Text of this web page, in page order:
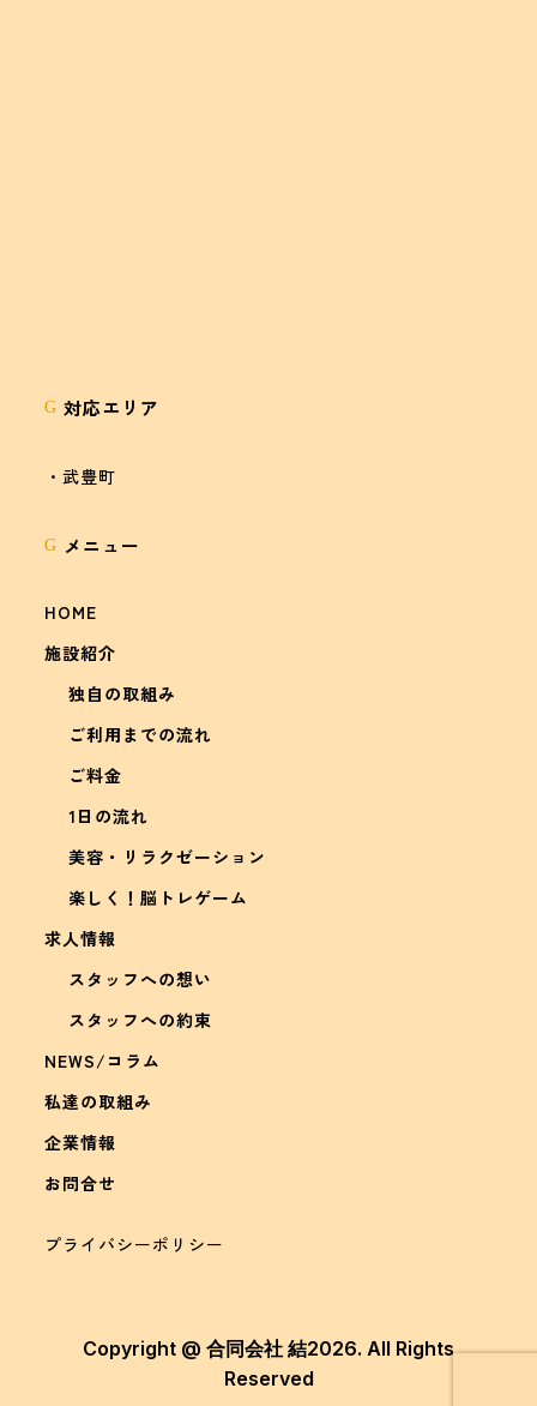
G 対応エリア
・武豊町
G メニュー
HOME
施設紹介
独自の取組み
ご利用までの流れ
ご料金
1日の流れ
美容・リラクゼーション
楽しく！脳トレゲーム
求人情報
スタッフへの想い
スタッフへの約束
NEWS/コラム
私達の取組み
企業情報
お問合せ
プライバシーポリシー
Copyright @ 合同会社 結2026. All Rights
Reserved